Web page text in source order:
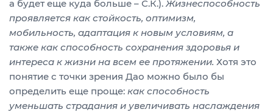
а будет еще куда больше – С.К.). Жизнеспособность
проявляется как стойкость, оптимизм,
мобильность, адаптация к новым условиям, а
также как способность сохранения здоровья и
интереса к жизни на всем ее протяжении. Хотя это
понятие с точки зрения Дао можно было бы
определить еще проще: как способность
уменьшать страдания и увеличивать наслаждения